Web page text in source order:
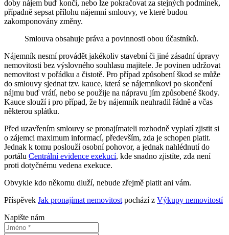
doby nájem buď končí, nebo lze pokračovat za stejných podmínek,
případně sepsat přílohu nájemní smlouvy, ve které budou
zakomponovány změny.
Smlouva obsahuje práva a povinnosti obou účastníků.
Nájemník nesmí provádět jakékoliv stavební či jiné zásadní úpravy
nemovitosti bez výslovného souhlasu majitele. Je povinen udržovat
nemovitost v pořádku a čistotě. Pro případ způsobení škod se může
do smlouvy sjednat tzv. kauce, která se nájemníkovi po skončení
nájmu buď vrátí, nebo se použije na nápravu jím způsobené škody.
Kauce slouží i pro případ, že by nájemník neuhradil řádně a včas
některou splátku.
Před uzavřením smlouvy se pronajímateli rozhodně vyplatí zjistit si
o zájemci maximum informací, především, zda je schopen platit.
Jednak k tomu poslouží osobní pohovor, a jednak nahlédnutí do
portálu Centrální evidence exekucí, kde snadno zjistíte, zda není
proti dotyčnému vedena exekuce.
Obvykle kdo někomu dluží, nebude zřejmě platit ani vám.
Příspěvek Jak pronajímat nemovitost pochází z Výkupy nemovitostí
Napište nám